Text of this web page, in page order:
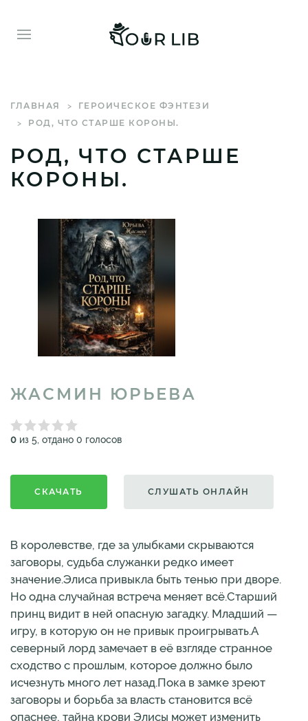
ГЛАВНАЯ
ГЕРОИЧЕСКОЕ ФЭНТЕЗИ
РОД, ЧТО СТАРШЕ КОРОНЫ.
РОД, ЧТО СТАРШЕ
КОРОНЫ.
ЖАСМИН ЮРЬЕВА
0 из 5, отдано 0 голосов
СКАЧАТЬ СЛУШАТЬ ОНЛАЙН
В королевстве, где за улыбками скрываются
заговоры, судьба служанки редко имеет
значение.Элиса привыкла быть тенью при дворе.
Но одна случайная встреча меняет всё.Старший
принц видит в ней опасную загадку. Младший —
игру, в которую он не привык проигрывать.А
северный лорд замечает в её взгляде странное
сходство с прошлым, которое должно было
исчезнуть много лет назад.Пока в замке зреют
заговоры и борьба за власть становится всё
опаснее, тайна крови Элисы может изменить